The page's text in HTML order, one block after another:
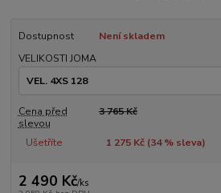
Dostupnost
Není skladem
VELIKOSTI JOMA
Cena před
slevou
3 765 Kč
Ušetříte 1 275 Kč (34% sleva)
2 490 Kč/ks